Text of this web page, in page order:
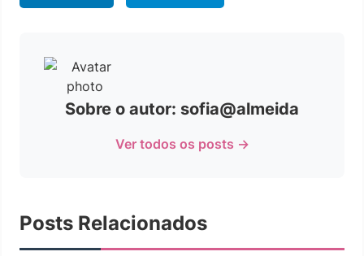
Sobre o autor: sofia@almeida
Ver todos os posts →
Posts Relacionados